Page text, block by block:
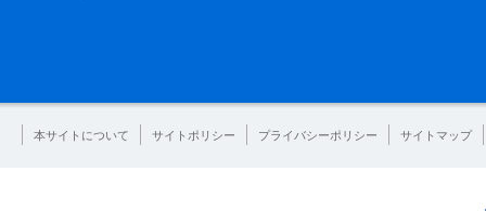
本サイトについて サイトポリシー プライバシーポリシー サイトマップ